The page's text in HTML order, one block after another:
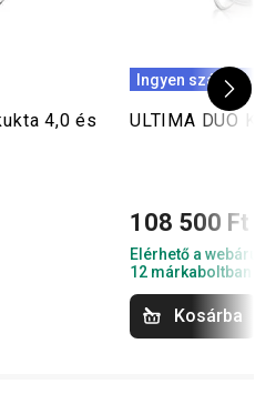
4,0 és
Ingyen szállítás
ULTIMA DUO
108 500 Ft
Elérhető a
12 márkaboltban
Kosárba